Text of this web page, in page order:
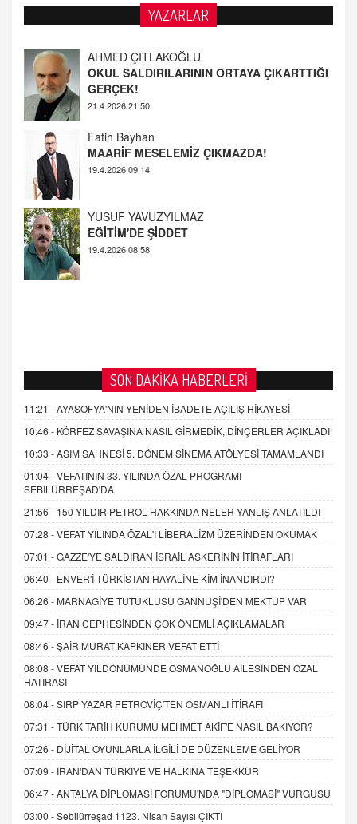
YAZARLAR
OKUL SALDIRILARININ ORTAYA ÇIKARTTIĞI
GERÇEK!
21.4.2026 21:50
MAARİF MESELEMİZ ÇIKMAZDA!
19.4.2026 09:14
EĞİTİM'DE ŞİDDET
19.4.2026 08:58
SON DAKİKA HABERLERİ
11:21 -AYASOFYA'NIN YENİDEN İBADETE AÇILIŞ HİKAYESİ
10:46 - KÖRFEZ SAVAŞINA NASIL GİRMEDİK, DİNÇERLER AÇIKLADI!
10:33 -ASIM SAHNESİ 5. DÖNEM SİNEMA ATÖLYESİ TAMAMLANDI
01:04 -VEFATININ 33. YILINDA ÖZAL PROGRAMI
SEBİLÜRREŞAD'DA
21:56 - 150 YILDIR PETROL HAKKINDA NELER YANLIŞ ANLATILDI
07:28 -VEFAT YILINDA ÖZAL'I LİBERALİZM ÜZERİNDEN OKUMAK
07:01 -GAZZE'YE SALDIRAN İSRAİL ASKERİNİN İTİRAFLARI
06:40 - ENVER'İ TÜRKİSTAN HAYALİNE KİM İNANDIRDI?
06:26 - MARNAGİYE TUTUKLUSU GANNUŞİ'DEN MEKTUP VAR
09:47 - İRAN CEPHESİNDEN ÇOK ÖNEMLİ AÇIKLAMALAR
08:46 -ŞAİR MURAT KAPKINER VEFAT ETTİ
08:08 -VEFAT YILDÖNÜMÜNDE OSMANOĞLU AİLESİNDEN ÖZAL
HATIRASI
08:04 -SIRP YAZAR PETROVİÇ'TEN OSMANLI İTİRAFI
07:31 -TÜRK TARİH KURUMU MEHMET AKİF'E NASIL BAKIYOR?
07:26 - DİJİTAL OYUNLARLA İLGİLİ DE DÜZENLEME GELİYOR
07:09 - İRAN'DAN TÜRKİYE VE HALKINA TEŞEKKÜR
06:47 -ANTALYA DİPLOMASİ FORUMU'NDA "DİPLOMASİ" VURGUSU
03:00 -Sebilürreşad 1123. Nisan Sayısı ÇIKTI